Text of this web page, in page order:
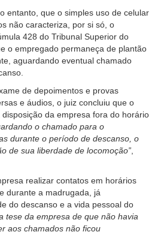
entanto, que o simples uso de celular
não caracteriza, por si só, o
428 do Tribunal Superior do
o empregado permaneça de plantão
aguardando eventual chamado
de depoimentos e provas
e áudios, o juiz concluiu que o
da empresa fora do horário
o chamado para o
durante o período de descanso, o
de sua liberdade de locomoção”
realizar contatos em horários
durante a madrugada, já
do descanso e a vida pessoal do
tese da empresa de que não havia
aos chamados não ficou